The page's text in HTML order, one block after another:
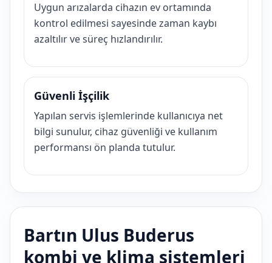
Uygun arızalarda cihazın ev ortamında
kontrol edilmesi sayesinde zaman kaybı
azaltılır ve süreç hızlandırılır.
Güvenli İşçilik
Yapılan servis işlemlerinde kullanıcıya net
bilgi sunulur, cihaz güvenliği ve kullanım
performansı ön planda tutulur.
Bartın Ulus Buderus
kombi ve klima sistemleri